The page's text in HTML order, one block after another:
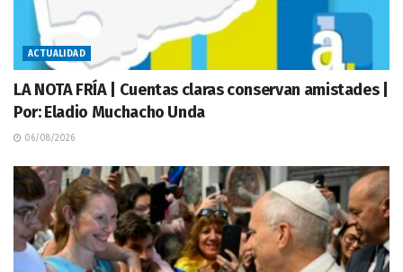
ACTUALIDAD
LA NOTA FRÍA | Cuentas claras conservan amistades |
Por: Eladio Muchacho Unda
06/08/2026